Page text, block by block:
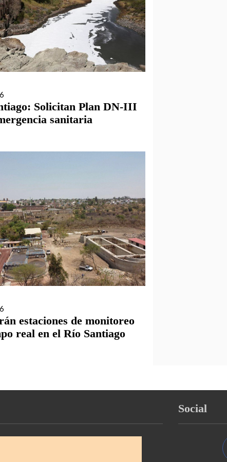
Solicitan Plan DN-III
sanitaria
estaciones de monitoreo
real en el Río Santiago
Social